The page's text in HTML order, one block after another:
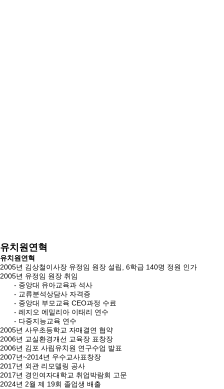
유치원연혁
유치원연혁
2005년 김상철이사장 유정임 원장 설립, 6학급 140명 정원 인가
2005년 유정임 원장 취임
- 중앙대 유아교육과 석사
- 교류분석상담사 자격증
- 중앙대 부모교육 CEO과정 수료
- 레지오 에밀리아 이태리 연수
- 다중지능교육 연수
2005년 사우초등학교 자매결연 협약
2006년 교실환경개선 교육장 표창장
2006년 김포 사립유치원 연구수업 발표
2007년~2014년 우수교사표창장
2017년 외관 리모델링 공사
2017년 경인여자대학교 취업박람회 고문
2024년 2월 제 19회 졸업생 배출